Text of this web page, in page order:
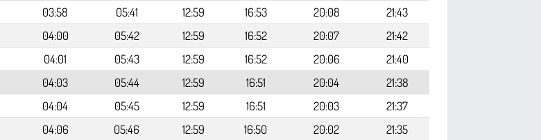
03:58 05:41 12:59 16:53 20:08
21:43
04:00 05:42 12:59 16:52 20:07
21:42
04:01 05:43 12:59 16:52 20:06
21:40
04:03 05:44 12:59 16:51 20:04
21:38
04:04 05:45 12:59 16:51 20:03
21:37
04:06 05:46 12:59 16:50 20:02
21:35